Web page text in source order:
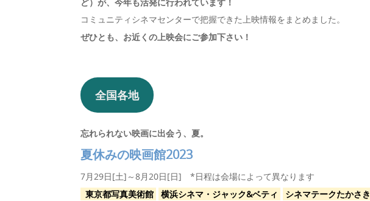
コミュニティシネマセンターで把握できた上映情報をまとめました。
ぜひとも、お近くの上映会にご参加下さい！
全国各地
忘れられない映画に出会う、夏。
夏休みの映画館2023
7月29日[土]～8月20日[日] *日程は会場によって異なります
東京都写真美術館
横浜シネマ・ジャック&ベティ シネマテークたかさき